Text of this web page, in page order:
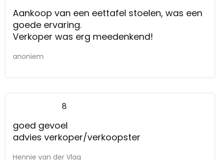
Aankoop van een eettafel stoelen, was een
goede ervaring.
Verkoper was erg meedenkend!
anoniem
8
goed gevoel
advies verkoper/verkoopster
Hennie van der Vlag